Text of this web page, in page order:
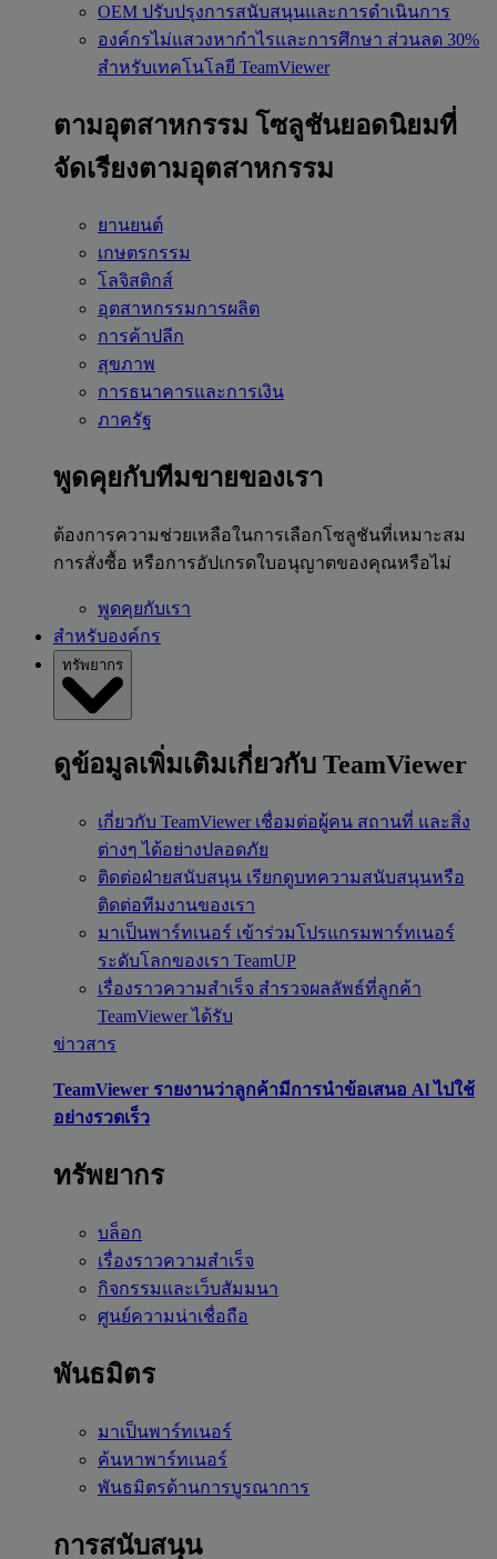
OEM ปรับปรุงการสนับสนุนและการดำเนินการ
องค์กรไม่แสวงหากำไรและการศึกษา ส่วนลด 30%
สำหรับเทคโนโลยี TeamViewer
ตามอุตสาหกรรม โซลูชันยอดนิยมที่
จัดเรียงตามอุตสาหกรรม
ยานยนต์
เกษตรกรรม
โลจิสติกส์
อุตสาหกรรมการผลิต
การค้าปลีก
สุขภาพ
การธนาคารและการเงิน
ภาครัฐ
พูดคุยกับทีมขายของเรา
ต้องการความช่วยเหลือในการเลือกโซลูชันที่เหมาะสม
การสั่งซื้อ หรือการอัปเกรดใบอนุญาตของคุณหรือไม่
พูดคุยกับเรา
สำหรับองค์กร
ทรัพยากร
ดูข้อมูลเพิ่มเติมเกี่ยวกับ TeamViewer
เกี่ยวกับ TeamViewer เชื่อมต่อผู้คน สถานที่ และสิ่ง
ต่างๆ ได้อย่างปลอดภัย
ติดต่อฝ่ายสนับสนุน เรียกดูบทความสนับสนุนหรือ
ติดต่อทีมงานของเรา
มาเป็นพาร์ทเนอร์ เข้าร่วมโปรแกรมพาร์ทเนอร์
ระดับโลกของเรา TeamUP
เรื่องราวความสำเร็จ สำรวจผลลัพธ์ที่ลูกค้า
TeamViewer ได้รับ
ข่าวสาร
TeamViewer รายงานว่าลูกค้ามีการนำข้อเสนอ Al ไปใช้
อย่างรวดเร็ว
ทรัพยากร
บล็อก
เรื่องราวความสำเร็จ
กิจกรรมและเว็บสัมมนา
ศูนย์ความน่าเชื่อถือ
พันธมิตร
มาเป็นพาร์ทเนอร์
ค้นหาพาร์ทเนอร์
พันธมิตรด้านการบูรณาการ
การสนับสนุน